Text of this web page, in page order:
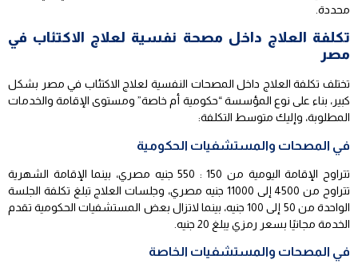
محددة.
تكلفة العلاج داخل مصحة نفسية لعلاج الاكتئاب في
مصر
تختلف تكلفة العلاج داخل المصحات النفسية لعلاج الاكتئاب في مصر بشكل
كبير، بناء على نوع المؤسسة “حكومية أم خاصة” ومستوى الإقامة والخدمات
المطلوبة، وإليك متوسط التكلفة:
في المصحات والمستشفيات الحكومية
تتراوح الإقامة اليومية من 150 : 550 جنيه مصري، بينما الإقامة الشهرية
تتراوح من 4500 إلى 11000 جنيه مصري، وجلسات العلاج تبلغ تكلفة الجلسة
الواحدة من 50 إلى 100 جنيه،
بينما لاتزال بعض المستشفيات الحكومية تقدم
الخدمة مجانيًا بسعر رمزي يبلغ 20 جنيه.
في المصحات والمستشفيات الخاصة